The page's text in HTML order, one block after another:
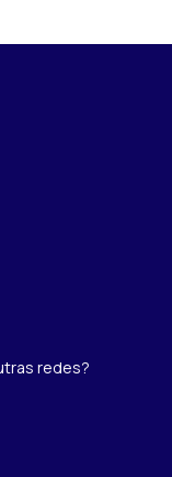
redes?